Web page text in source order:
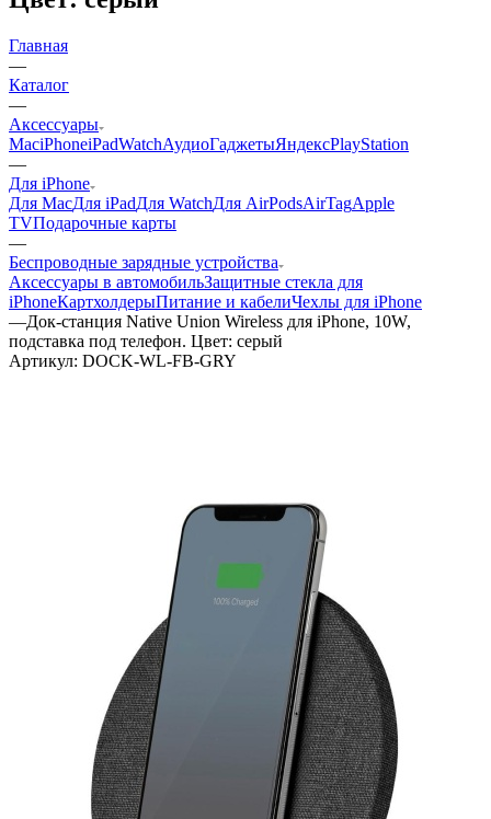
Главная
—
Каталог
—
Аксессуары
MaciPhoneiPadWatchАудиоГаджетыЯндексPlayStation
—
Для iPhone
Для MacДля iPadДля WatchДля AirPodsAirTagApple
TVПодарочные карты
—
Беспроводные зарядные устройства
Аксессуары в автомобильЗащитные стекла для
iPhoneКартхолдерыПитание и кабелиЧехлы для iPhone
—Док-станция Native Union Wireless для iPhone, 10W,
подставка под телефон. Цвет: серый
Артикул: DOCK-WL-FB-GRY